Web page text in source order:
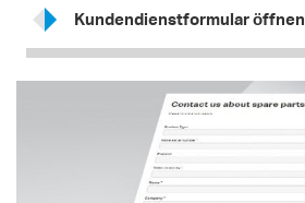
Kundendienstformular öffnen